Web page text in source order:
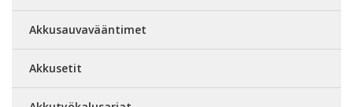
Akkusauvavääntimet
Akkusetit